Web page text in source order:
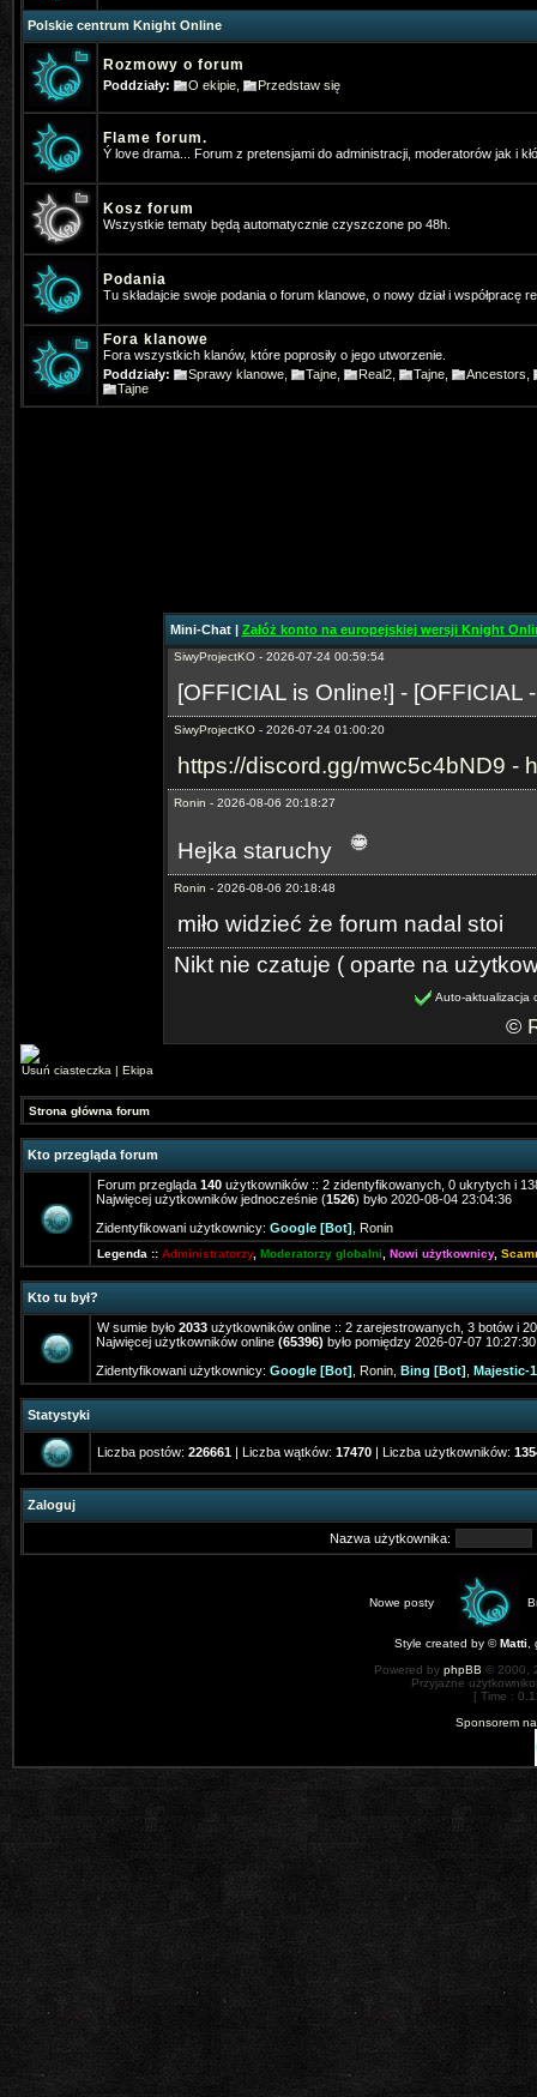
Polskie centrum Knight Online
Rozmowy o forum
Poddziały: O ekipie Przedstaw się
Flame forum.
Ý love drama... Forum z pretensjami do administracji, moderatorów jak i
Kosz forum
Wszystkie tematy będą automatycznie czyszczone po 48h.
Podania
Tu składajcie swoje podania o forum klanowe, o nowy dział i współpracę
Fora klanowe
Fora wszystkich klanów, które poprosiły o jego utworzenie.
Poddziały:
Sprawy klanowe Tajne Real2 Tajne Ancestors
Tajne
Mini-Chat | Załóż konto na europejskiej wersji Knight
⭐OhaGaming.com v1534 ✅
Ja tez gram na MYKO,
*Hangman- 2026-01-13 19:46:40
Www.mykomobile.com
SiwyProjectKO- 2026-03-14 01:51:46
https://prime-myko.com/-
Vey- 2026-06-08 08:47:27
⭐OhaGaming.com v1534 ✅NEW
19.06.2026
SiwyProjectKO- 2026-06-29 02:14:24
[Prime-MYKO] - [New Server The
SiwyProjectKO- 2026-07-24 00:59:54
[OFFICIAL is Online!] - [OFFICIAL
SiwyProjectKO- 2026-07-24 01:00:20
https://discord.gg/mwc5c4bND9 -
Ronin - 2026-08-06 20:18:27
Hejka staruchy
Ronin - 2026-08-06 20:18:48
miło widzieć że forum nadal stoi
Nikt nie czatuje ( oparte na
Auto-aktualizacja
©
Usuń ciasteczka | Ekipa
Strona główna forum
Kto przegląda forum
Forum przegląda 140 użytkowników :: 2 zidentyfikowanych, 0 ukrytych i
Najwięcej użytkowników jednocześnie (1526) było 2020-08-04 23:04:36
Zidentyfikowani użytkownicy: Google [Bot] Ronin
Legenda :: Administratorzy, Moderatorzy globalni Nowi użytkownicy,
Kto tu był?
W sumie było 2033 użytkowników online :: 2 zarejestrowanych, 3 botów i
Najwięcej użytkowników online (65396) było pomiędzy 2026-07-07
Zidentyfikowani użytkownicy: Google [Bot] Ronin Bing [Bot] Majestic-
Statystyki
Liczba postów: 226661 | Liczba wątków: 17470 | Liczba użytkowników:
Zaloguj
Nazwa użytkownika:
Nowe posty
Style created by ©Matti
Powered by phpBB © 2000,
Przyjazne
[ Time :
Sponsorem